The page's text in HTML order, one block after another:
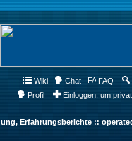
Wiki Chat FAQ
Profil
Einloggen, um
Erfahrungsberichte ::